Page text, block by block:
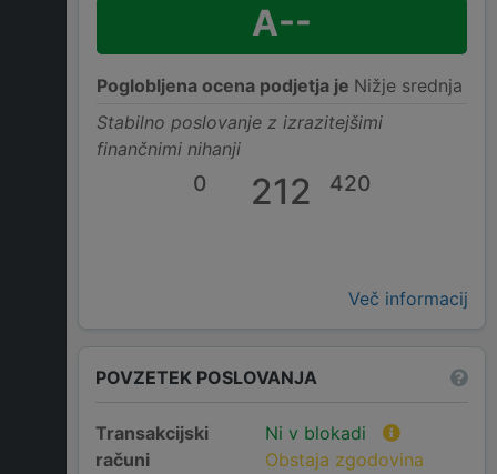
A--
Poglobljena ocena podjetja je Nižje srednja
Stabilno poslovanje z izrazitejšimi
finančnimi nihanji
0 212 420
Več informacij
POVZETEK POSLOVANJA
Transakcijski
računi
Ni v blokadi
Obstaja zgodovina